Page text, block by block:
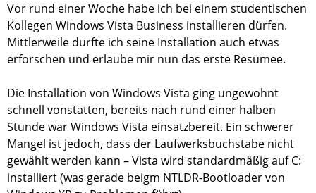
Vor rund einer Woche habe ich bei einem studentischen
Kollegen Windows Vista Business installieren dürfen.
Mittlerweile durfte ich seine Installation auch etwas
erforschen und erlaube mir nun das erste Resümee.
Die Installation von Windows Vista ging ungewohnt
schnell vonstatten, bereits nach rund einer halben
Stunde war Windows Vista einsatzbereit. Ein schwerer
Mangel ist jedoch, dass der Laufwerksbuchstabe nicht
gewählt werden kann – Vista wird standardmäßig auf C:
installiert (was gerade beigm NTLDR-Bootloader von